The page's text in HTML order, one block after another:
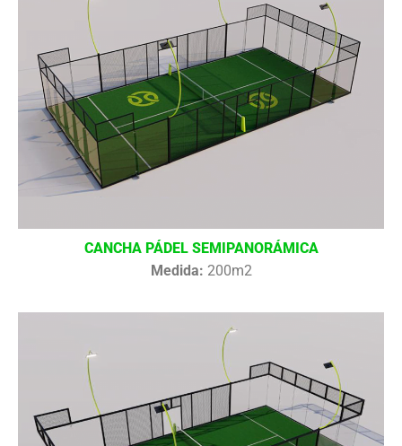
CANCHA PÁDEL SEMIPANORÁMICA
Medida: 200m2